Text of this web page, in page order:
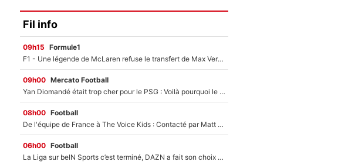
Fil info
09h15 Formule1
F1 - Une légende de McLaren refuse le transfert de Max Verstappen qui pourrait «faire des vagues» et plomber l'ambiance dans l'équipe
09h00 Mercato Football
Yan Diomandé était trop cher pour le PSG : Voilà pourquoi le Real Madrid a accepté de payer la somme record de 140M€ pour boucler son transfert !
08h00 Football
De l'équipe de France à The Voice Kids : Contacté par Matt Pokora, Kylian Mbappé a accepté de jouer un rôle inédit sur TF1 !
06h00 Football
La Liga sur beIN Sports c’est terminé, DAZN a fait son choix pour Benjamin Da Silva et Omar Da Fonseca !